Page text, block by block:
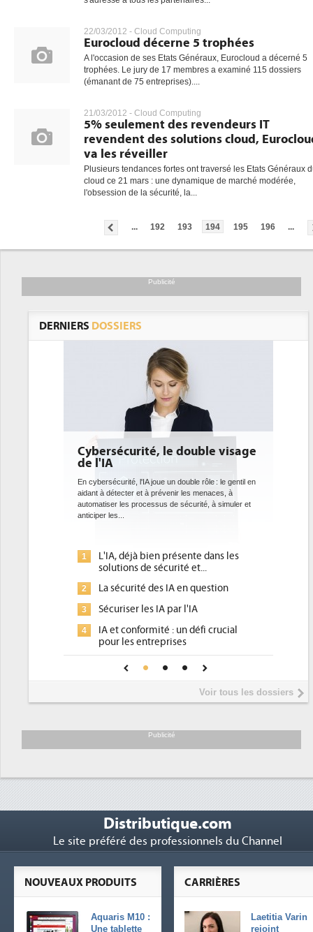
22/03/2012 - Cloud Computing
Eurocloud décerne 5 trophées
A l'occasion de ses Etats Généraux, Eurocloud a décerné 5
trophées. Le jury de 17 membres a examiné 115 dossiers
(émanant de 75 entreprises)....
21/03/2012 - Cloud Computing
5% seulement des revendeurs IT
revendent des solutions cloud,
va les réveiller
Plusieurs tendances fortes ont traversé les Etats Généraux
cloud ce 21 mars : une dynamique de marché modérée,
l'obsession de la sécurité, la...
... 192 193 194 195 196 ...
Publicité
DERNIERS DOSSIERS
Cybersécurité, le double visage
de l'IA
En cybersécurité, l'IA joue un double rôle : le gentil en
aidant à détecter et à prévenir les menaces, à
automatiser les processus de sécurité, à simuler et
anticiper les...
L'IA, déjà bien présente dans les
solutions de sécurité et...
La sécurité des IA en question
Sécuriser les IA par l'IA
IA et conformité : un défi crucial
pour les entreprises
Une IA de confiance pour une IA
plus sûre ?
Voir tous les dossiers
Publicité
Distributique.com
Le site préféré des professionnels du Channel
CARRIÈRES
Laetitia Varin
rejoint
NOUVEAUX PRODUITS
Aquaris M10 :
Une tablette